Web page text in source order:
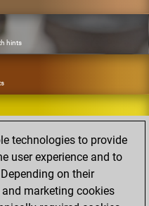
hints
technologies to provide
user experience and to
on their
marketing cookies